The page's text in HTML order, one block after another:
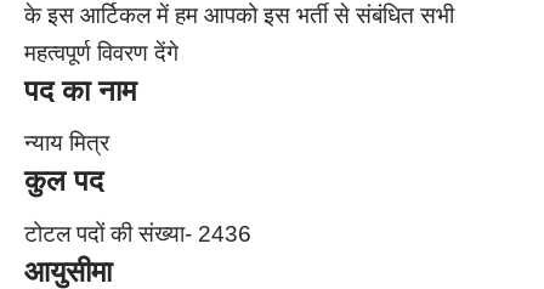
के इस आर्टिकल में हम आपको इस भर्ती से संबंधित सभी
महत्वपूर्ण विवरण देंगे
पद का नाम
न्याय मित्र
कुल पद
टोटल पदों की संख्या- 2436
आयुसीमा